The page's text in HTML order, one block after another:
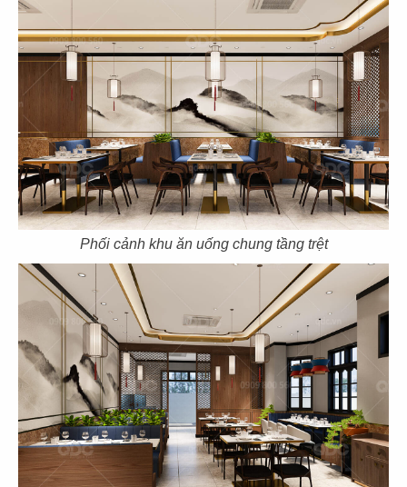
Phối cảnh khu ăn uống chung tầng trệt
THIẾT KẾ NHÀ HÀNG HOA CƠM GÀ
ĐÔNG NGUYÊN
Chủ đầu tư: Công ty TNHH Thái Mậu
Diện tích: 565m2
Địa điểm: Hà Huy Tập, P. Tân Phong, Q. 7, TP. HCM
CHI TIẾT
01 03 05
ĐĂNG KÝ EMAIL ĐỂ NHẬN TIN
Các tin về chương trình ưu đãi Thiết kế và các chính